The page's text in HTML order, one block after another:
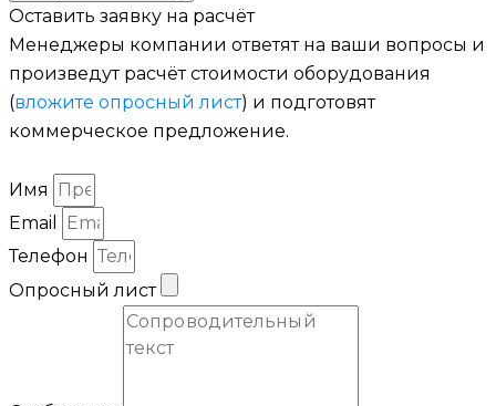
Оставить заявку на расчёт
Менеджеры компании ответят на ваши вопросы и
произведут расчёт стоимости оборудования
(вложите опросный лист) и подготовят
коммерческое предложение.
Имя
Email
Телефон
Опросный лист